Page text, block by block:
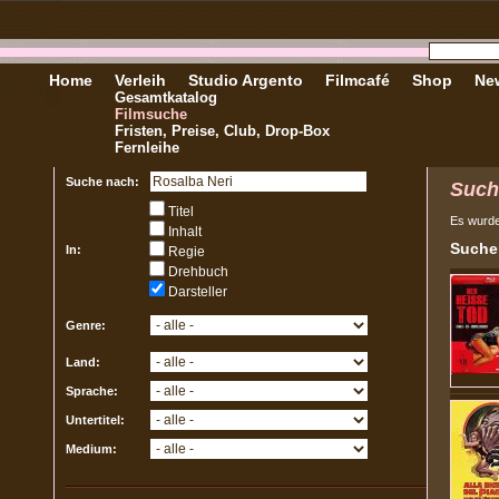
Home Verleih
Gesamtkatalog
Filmsuche
Fristen, Preise, Club, Drop-Box
Fernleihe
Studio Argento Filmcafé Shop
Suche nach:
In:
Titel
Inhalt
Regie
Drehbuch
Darsteller
Genre:
Land:
Sprache:
Untertitel:
Medium:
Es